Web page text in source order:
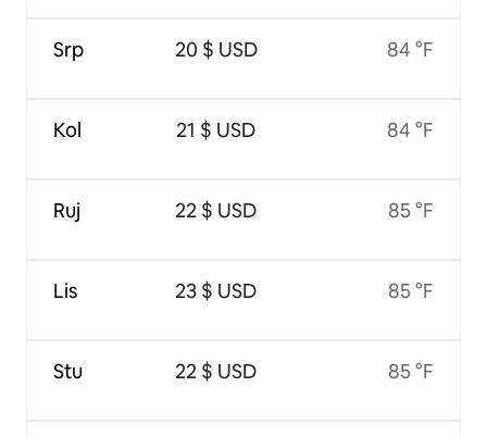
Srp
Kol
Ruj
Lis
Stu
20 $ USD
21 $ USD
22 $ USD
23 $ USD
22 $ USD
84 °F
84 °F
85 °F
85 °F
85 °F